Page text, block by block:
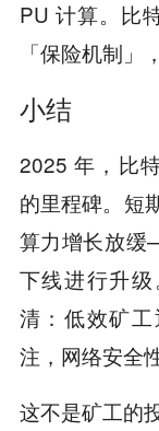
PU 计算。比
「保险机制」
小结
2025 年，比
的里程碑。短
算力增长放
下线进行升
清：低效矿
注，网络安全
这不是矿工的